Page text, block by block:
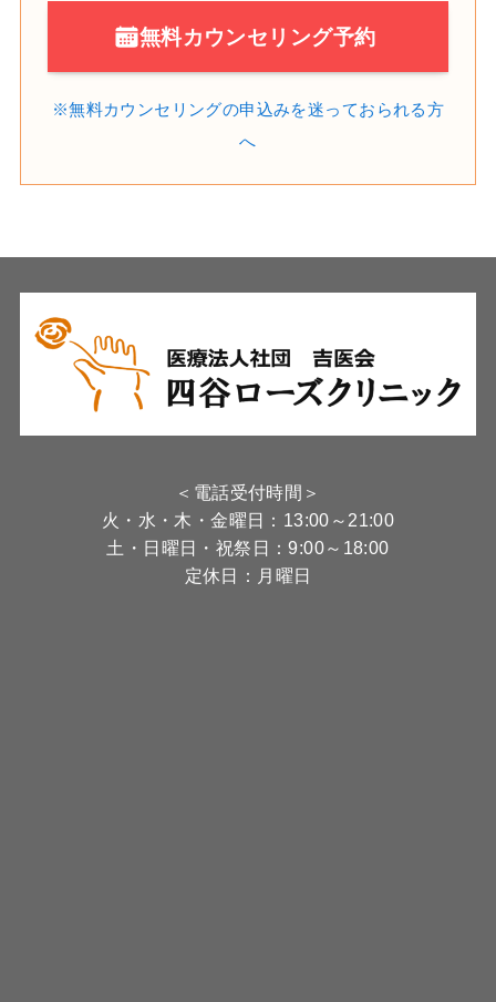
無料カウンセリング予約
※無料カウンセリングの申込みを迷っておられる方
へ
＜電話受付時間＞
火・水・木・金曜日：13:00～21:00
土・日曜日・祝祭日：9:00～18:00
定休日：月曜日